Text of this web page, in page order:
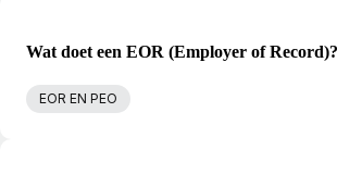
Wat doet een EOR (Employer of Record)?
EOR EN PEO